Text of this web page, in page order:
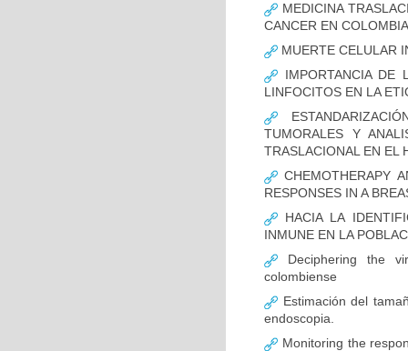
MEDICINA
CANCER EN COLOMBIA
MUERTE CELULAR
IMPORTANCIA DE
LINFOCITOS EN LA
TUMORALES Y
TRASLACIONAL EN EL
CHEMOTHERAPY
RESPONSES IN A
HACIA LA
INMUNE EN LA
Deciphering the
colombiense
Estimación del
endoscopia.
Monitoring the